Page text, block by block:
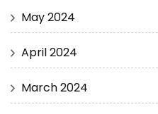
May 2024
April 2024
March 2024